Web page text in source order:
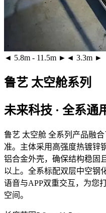
◄ 5.8m - 11.5m ► ◄ 3.3m ►
鲁艺 太空舱系列
未来科技 · 全系通
鲁艺 太空舱 全系列产品融
准。主体采用 高强度热镀锌
铝合金外壳，确保结构稳固
以上。全系标配双层中空钢
语音与APP双重交互，为您
空间。